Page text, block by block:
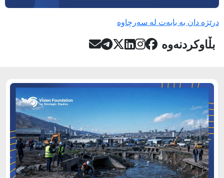
درێژە دان بە بابەت لە سەرچاوە
بڵاوکردنەوە